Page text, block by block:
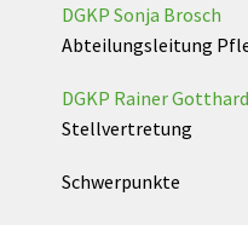
DGKP Sonja Brosch
Abteilungsleitung
DGKP Rainer Gotthard
Stellvertretung
Schwerpunkte